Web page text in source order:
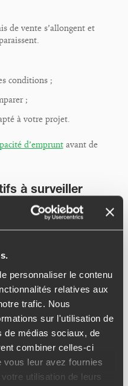
personnaliser le contenu
relatives aux
trafic. Nous
sur l'utilisation de
de médias sociaux, de
combiner celles-ci
leur avez fournies
utilisation de leurs
de vente s’allongent et
conditions ;
;
à votre projet.
d’empruntavant de
à surveiller
évoluent
pour primo-
qu’ils peuvent rendre
vérifier les aides
surtout de
pour acheter ». En
stabilité